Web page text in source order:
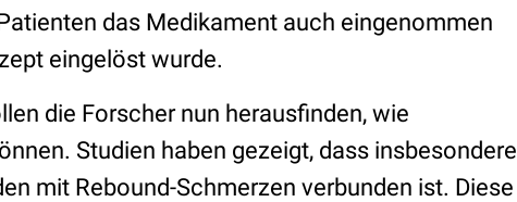
das Medikament auch eingenommen
eingelöst wurde.
die Forscher nun herausfinden, wie
Studien haben gezeigt, dass insbesondere
mit Rebound-Schmerzen verbunden ist. Diese